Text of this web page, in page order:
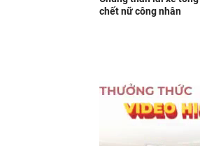
chết nữ công nhân